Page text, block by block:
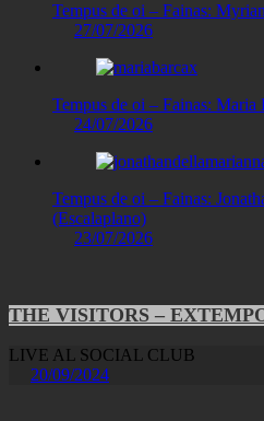
Tempus de oi – Fainas:
27/07/2026
Tempus de oi – Fainas: Maria
24/07/2026
Tempus de oi – Fainas:
(Escalaplano)
23/07/2026
THE VISITORS –
LIVE AL SOCIAL CLUB
20/09/2024